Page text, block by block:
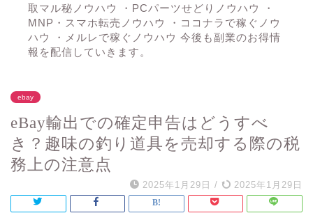
取マル秘ノウハウ ・PCパーツせどりノウハウ ・
MNP・スマホ転売ノウハウ ・ココナラで稼ぐノウ
ハウ ・メルレで稼ぐノウハウ 今後も副業のお得情
報を配信していきます。
ebay
eBay輸出での確定申告はどうすべ
き？趣味の釣り道具を売却する際の税
務上の注意点
2025年1月29日 / 2025年1月29日